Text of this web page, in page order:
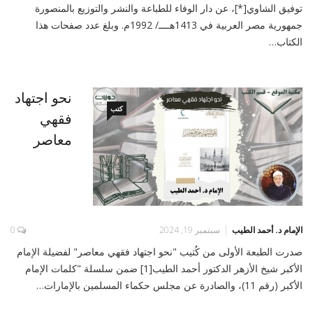
توفيق الشاوي[*]، عن دار الوفاء للطباعة والنشر والتوزيع بالمنصورة
جمهورية مصر العربية في 1413هــــ/ 1992م. وبلغ عدد صفحات هذا
الكتاب…
كتب
نحو اجتهاد
فقهي
معاصر
الإمام د. أحمد الطيب سبتمبر 19, 2024 0
صدرت الطبعة الأولى من كُتيب "نحو اجتهاد فقهي معاصر" لفضيلة الإمام
الأكبر شيخ الأزهر الدكتور أحمد الطيب[1] ضمن سلسلة "كلمات الإمام
الأكبر (رقم 11)، والصادرة عن مجلس حكماء المسلمين بالإمارات…